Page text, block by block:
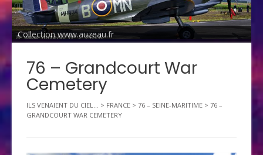
Collection www.auzeau.fr
76 – Grandcourt War
Cemetery
ILS VENAIENT DU CIEL... > FRANCE > 76 – SEINE-MARITIME > 76 –
GRANDCOURT WAR CEMETERY